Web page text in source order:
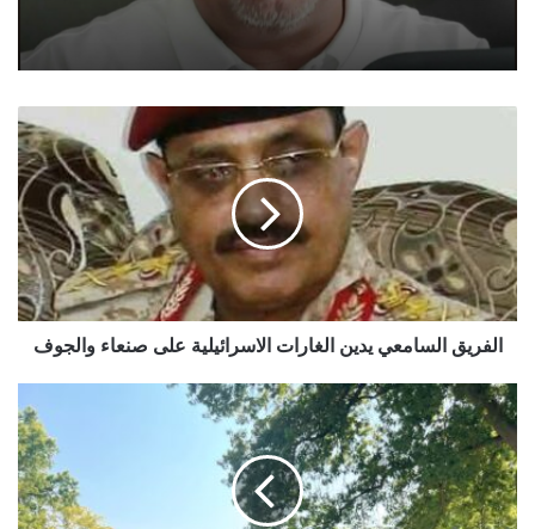
الغارات
الاسرائيلية
على
صنعاء
والجوف
الفريق السامعي يدين الغارات الاسرائيلية على صنعاء والجوف
A
Judiciary
that
Commits
Crimes